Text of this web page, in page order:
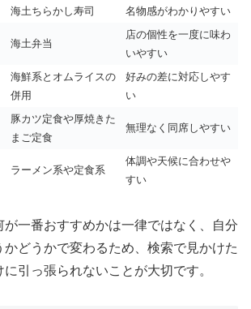
海土ちらかし寿司 名物感がわかりやすい
海土弁当
店の個性を一度に味わ
いやすい
海鮮系とオムライスの
併用
好みの差に対応しやす
い
豚カツ定食や厚焼きた
まご定食
無理なく同席しやすい
ラーメン系や定食系
体調や天候に合わせや
すい
が一番おすすめかは一律ではなく、自分
どうかで変わるため、検索で見かけた
引っ張られないことが大切です。